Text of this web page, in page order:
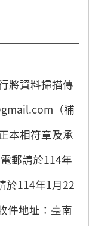
將資料掃描傳
（補
本相符章及承
郵請於114年
於114年1月22
件地址：臺南